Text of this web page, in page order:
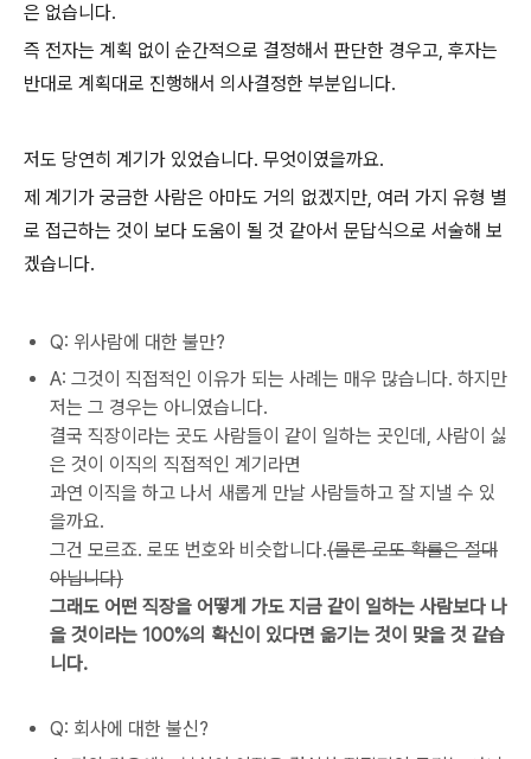
은 없습니다.
즉 전자는 계획 없이 순간적으로 결정해서 판단한 경우고, 후자는
반대로 계획대로 진행해서 의사결정한 부분입니다.
저도 당연히 계기가 있었습니다. 무엇이였을까요.
제 계기가 궁금한 사람은 아마도 거의 없겠지만, 여러 가지 유형 별
로 접근하는 것이 보다 도움이 될 것 같아서 문답식으로 서술해 보
겠습니다.
Q: 위사람에 대한 불만?
A: 그것이 직접적인 이유가 되는 사례는 매우 많습니다. 하지만
저는 그 경우는 아니였습니다.
결국 직장이라는 곳도 사람들이 같이 일하는 곳인데, 사람이 싫
은 것이 이직의 직접적인 계기라면
과연 이직을 하고 나서 새롭게 만날 사람들하고 잘 지낼 수 있
을까요.
그건 모르죠. 로또 번호와 비슷합니다.(물론 로또 확률은 절대
아닙니다)
그래도 어떤 직장을 어떻게 가도 지금 같이 일하는 사람보다 나
을 것이라는 100%의 확신이 있다면 옮기는 것이 맞을 것 같습
니다.
Q: 회사에 대한 불신?